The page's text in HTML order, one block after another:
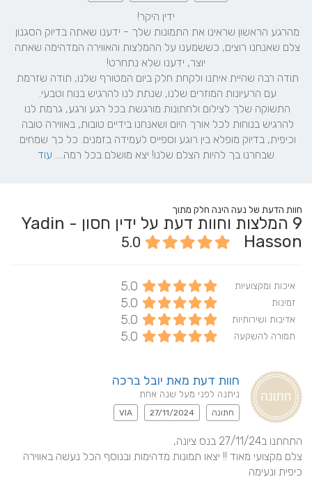
שבחרנו בך להיות הצלם שלנו! יצא מושלם בכל רמה.... עוד
חוות הדעת של נעה הינה חלק מתוך
9
המלצות וחוות דעת על ידין חסון - Yadin
Hasson
5.0
איכות ומקצועיות 5.0
זמינות 5.0
אדיבות ושירותיות 5.0
תמורה להשקעה 5.0
חוות דעת מאת יובל ברכה
ניתנה לפני מעל שנה אחת
חתונה 27/11/2024
VIA
כיפית ונעימה